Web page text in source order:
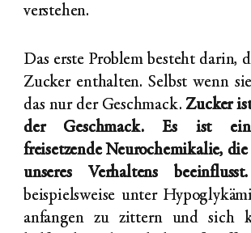
verstehen.
Das erste Problem besteht darin,
Zucker enthalten. Selbst wenn
das nur der Geschmack. Zucker
der Geschmack.
Es ist
freisetzende Neurochemikalie,
unseres Verhaltens beeinflusst.
beispielsweise unter
anfangen zu zittern und sich